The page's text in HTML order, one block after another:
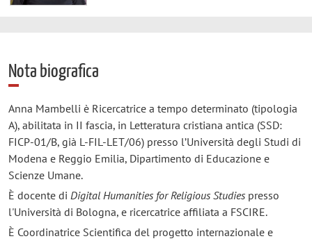
Nota biografica
Anna Mambelli è Ricercatrice a tempo determinato (tipologia
A), abilitata in II fascia, in Letteratura cristiana antica (SSD:
FICP-01/B, già L-FIL-LET/06) presso l’Università degli Studi di
Modena e Reggio Emilia, Dipartimento di Educazione e
Scienze Umane.
È docente di Digital Humanities for Religious Studies presso
l'Università di Bologna, e ricercatrice affiliata a FSCIRE.
È Coordinatrice Scientifica del progetto internazionale e